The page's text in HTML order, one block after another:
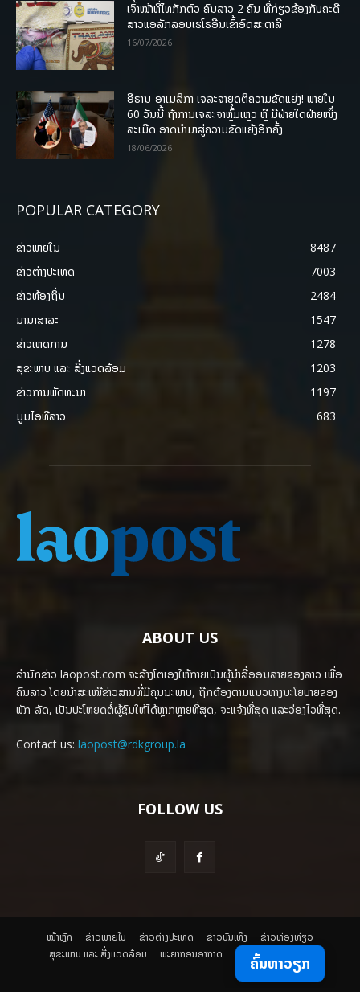
ເຈົ້າໜ້າທີ່ໄທກັກຕົວ ຄົນລາວ 2 ຄົນ ທີ່ກ່ຽວຂ້ອງກັບຄະດີ
ສາວແອລັກລອບເຮໂຣອີນເຂົ້າອົດສະຕາລີ
16/07/2026
ອີຣານ-ອາເມລິກາ ເຈລະຈາຍຸດຕິຄວາມຂັດແຍ່ງ! ພາຍໃນ
60 ວັນນີ້ ຖ້າການເຈລະຈາຫຼົ້ມເຫຼວ ຫຼື ມີຝ່າຍໃດຝ່າຍໜຶ່ງ
ລະເມີດ ອາດນໍາມາສູ່ຄວາມຂັດແຍ້ງອີກຄັ້ງ
18/06/2026
POPULAR CATEGORY
ຂ່າວພາຍ​ໃນ
8487
ຂ່າວຕ່າງປະເທດ
7003
ຂ່າວທ້ອງຖິ່ນ
2484
ນານາສາລະ
1547
ຂ່າວເຫດການ
1278
ສຸຂະພາບ ແລະ ສີ່ງແວດລ້ອມ
1203
ຂ່າວການພັດທະນາ
1197
ມູມໄອທີລາວ
683
ABOUT US
ສຳນັກຂ່າວ laopost.com ຈະສ້າງໂຕເອງໃຫ້ກາຍເປັນຜູ້ນຳສື່ອອນລາຍຂອງລາວ ເພື່ອ
ຄົນລາວ ໂດຍນຳສະເໜີຂ່າວສານທີ່ມີຄຸນນະພາບ, ຖືກຕ້ອງຕາມແນວທາງນະໂຍບາຍຂອງ
ພັກ-ລັດ, ເປັນປະໂຫຍດຕໍ່ຜູ້ຊົມໃຫ້ໄດ້ຫຼາກຫຼາຍທີ່ສຸດ, ຈະແຈ້ງທີ່ສຸດ ແລະວ່ອງໄວທີ່ສຸດ.
Contact us: laopost@rdkgroup.la
FOLLOW US
ໜ້າຫຼັກ ຂ່າວພາຍ​ໃນ ຂ່າວຕ່າງປະເທດ ​ຂ່າວບັນເທິງ
​ຂ່າວທ່ອງທ່ຽວ
ສຸຂະພາບ ແລະ ສີ່ງແວດລ້ອມ
ພະຍາກອນອາກາດ ຄົ້ນຫາວຽກ